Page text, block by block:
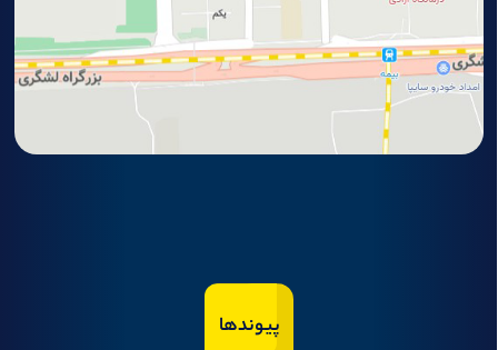
پیوندها